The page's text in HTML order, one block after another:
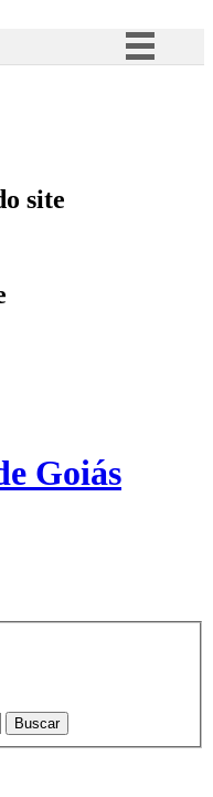
Acesso à informação
site
Goiás
Buscar